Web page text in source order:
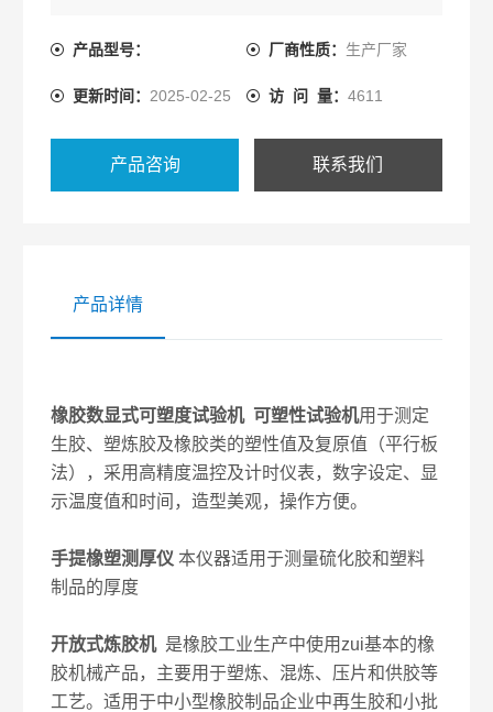
产品型号： 厂商性质： 生产厂家
更新时间： 2025-02-25 访 问 量： 4611
产品咨询 联系我们
产品详情
橡胶数显式可塑度试验机可塑性试验机用于测定
生胶、塑炼胶及橡胶类的塑性值及复原值（平行板
法），采用高精度温控及计时仪表，数字设定、显
示温度值和时间，造型美观，操作方便。
手提橡塑测厚仪本仪器适用于测量硫化胶和塑料
制品的厚度
开放式炼胶机 是橡胶工业生产中使用zui基本的橡
胶机械产品，主要用于塑炼、混炼、压片和供胶等
工艺。适用于中小型橡胶制品企业中再生胶和小批